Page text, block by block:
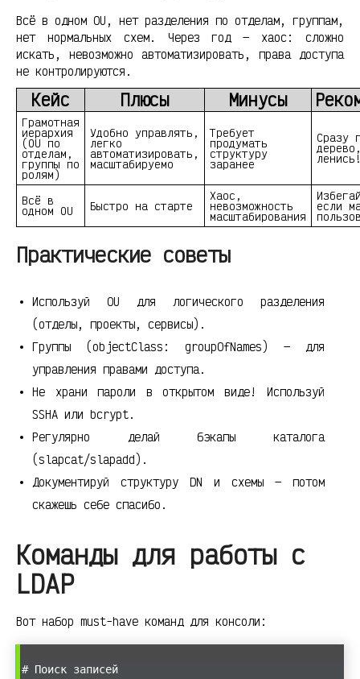
Всё в одном OU, нет разделения по отделам, группам,
нет нормальных схем. Через год — хаос: сложно
искать, невозможно автоматизировать, права доступа
не контролируются.
Кейс Плюсы Минусы
Грамотная
иерархия
(OU по
отделам,
группы по
ролям)
Удобно управлять,
легко
автоматизировать,
масштабируемо
Требует
продумать
структуру
заранее
Сразу
Всё в
одном OU Быстро на старте
Хаос,
невозможность
масштабирования
если
Практические советы
Используй OU для логического разделения
(отделы, проекты, сервисы).
Группы (objectClass: groupOfNames) — для
управления правами доступа.
Не храни пароли в открытом виде! Используй
SSHA или bcrypt.
Регулярно делай бэкапы каталога
(slapcat/slapadd).
Документируй структуру DN и схемы — потом
скажешь себе спасибо.
Команды для работы с
LDAP
Вот набор must-have команд для консоли:
# Поиск записей